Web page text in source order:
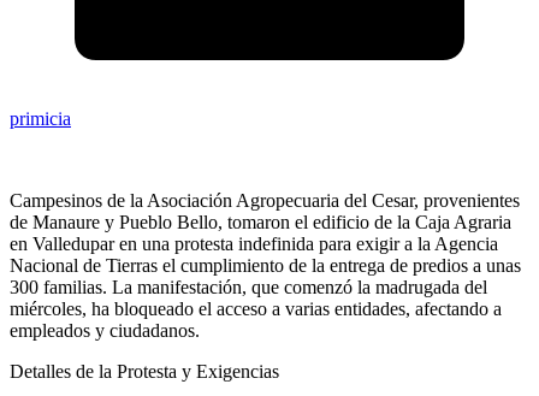
primicia
Campesinos de la Asociación Agropecuaria del Cesar, provenientes
de Manaure y Pueblo Bello, tomaron el edificio de la Caja Agraria
en Valledupar en una protesta indefinida para exigir a la Agencia
Nacional de Tierras el cumplimiento de la entrega de predios a unas
300 familias. La manifestación, que comenzó la madrugada del
miércoles, ha bloqueado el acceso a varias entidades, afectando a
empleados y ciudadanos.
Detalles de la Protesta y Exigencias